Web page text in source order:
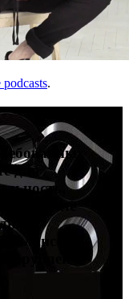
podcasts.
для
После
и
рублей и